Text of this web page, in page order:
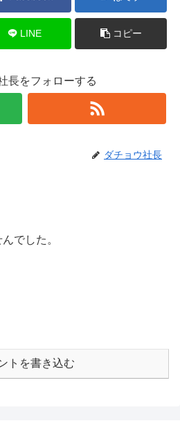
LINE コピー
長をフォローする
ダチョウ社長
でした。
トを書き込む